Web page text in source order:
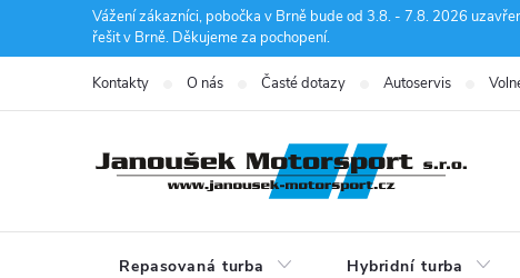
Vážení zákazníci, pobočka v Brně bude od 3.8. - 7.8. 2026
řešit v Brně. Děkujeme za pochopení.
Kontakty O nás Časté dotazy Autoservis
Repasovaná turba Hybridní turba